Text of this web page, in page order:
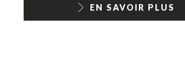
EN SAVOIR PLUS